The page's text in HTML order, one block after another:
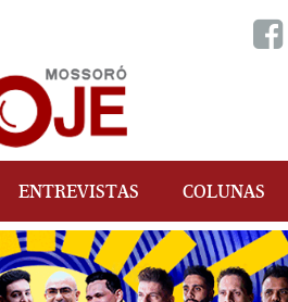
ENTREVISTAS COLUNAS